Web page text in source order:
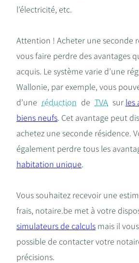
l’électricité, etc.
Attention ! Acheter une seconde
vous faire perdre des avantages
acquis. Le système varie d’une
Wallonie, par exemple, vous
d’une réduction de TVA sur les
biens neufs. Cet avantage peut
achetez une seconde résidence.
également perdre tous les
habitation unique.
Vous souhaitez recevoir une
frais, notaire.be met à votre
simulateurs de calculs mais il
possible de contacter votre
précisions.